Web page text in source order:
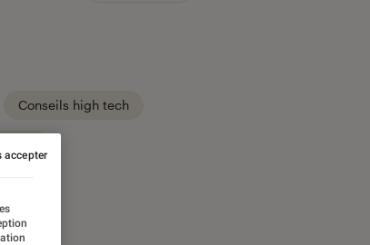
Conseils high tech
accepter